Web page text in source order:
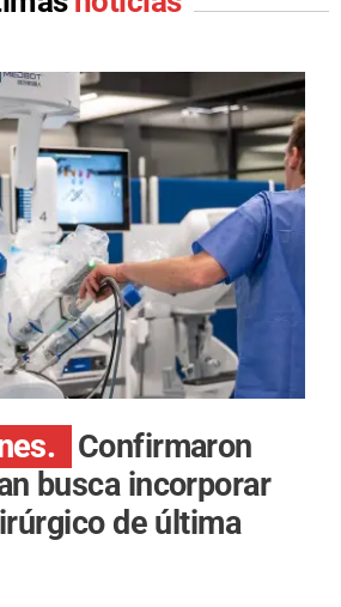
Confirmaron
busca incorporar
de última